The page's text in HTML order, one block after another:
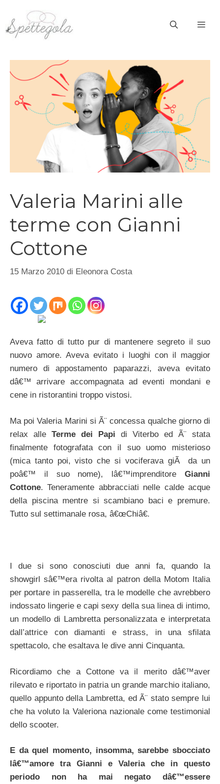
contenuto
Valeria Marini alle
terme con Gianni
Cottone
15 Marzo 2010 di Eleonora Costa
Aveva fatto di tutto pur di mantenere segreto il suo
nuovo amore. Aveva evitato i luoghi con il maggior
numero di appostamento paparazzi, aveva evitato
dâ€™ arrivare accompagnata ad eventi mondani e
cene in ristorantini troppo vistosi.
Ma poi Valeria Marini si Ã¨ concessa qualche giorno di
relax alle Terme dei Papi di Viterbo ed Ã¨ stata
finalmente fotografata con il suo uomo misterioso
(mica tanto poi, visto che si vociferava giÃ da un
poâ€™ il suo nome), lâ€™imprenditore Gianni
Cottone. Teneramente abbracciati nelle calde acque
della piscina mentre si scambiano baci e premure.
Tutto sul settimanale rosa, â€œChiâ€.
I due si sono conosciuti due anni fa, quando la
showgirl sâ€™era rivolta al patron della Motom Italia
per portare in passerella, tra le modelle che avrebbero
indossato lingerie e capi sexy della sua linea di intimo,
un modello di Lambretta personalizzata e interpretata
dall’attrice con diamanti e strass, in una sfilata
spettacolo, che esaltava le dive anni Cinquanta.
Ricordiamo che a Cottone va il merito dâ€™aver
rilevato e riportato in patria un grande marchio italiano,
quello appunto della Lambretta, ed Ã¨ stato sempre lui
che ha voluto la Valeriona nazionale come testimonial
dello scooter.
E da quel momento, insomma, sarebbe sbocciato
lâ€™amore tra Gianni e Valeria che in questo
periodo non ha mai negato dâ€™essere